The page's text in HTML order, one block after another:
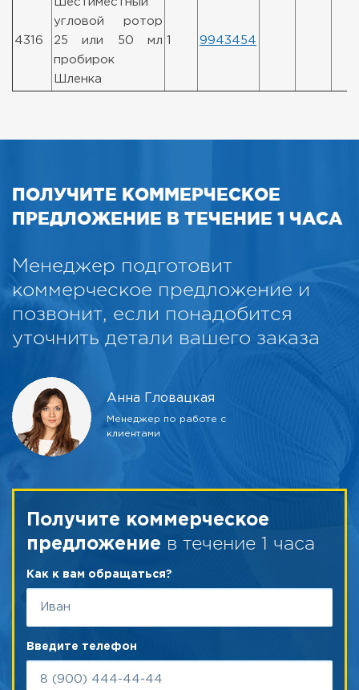
4316
угловой ротор
25 или 50 мл
пробирок
Шленка
1 9943454
ПОЛУЧИТЕ КОММЕРЧЕСКОЕ
ПРЕДЛОЖЕНИЕ В ТЕЧЕНИЕ 1 ЧАСА
Менеджер подготовит
коммерческое предложение и
позвонит, если понадобится
уточнить детали вашего заказа
Анна Гловацкая
Менеджер по работе с
клиентами
Получите коммерческое
предложение в течение 1 часа
Как к вам обращаться?
Введите телефон